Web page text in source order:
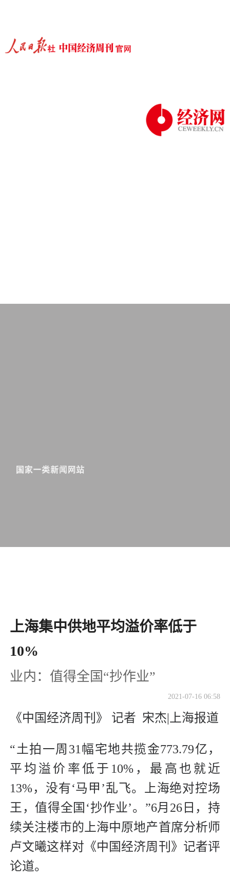
上海集中供地平均溢价率低于
10%
业内：值得全国“抄作业”
2021-07-16 06:58
《中国经济周刊》 记者 宋杰|上海报道
“土拍一周31幅宅地共揽金773.79亿，
平均溢价率低于10%，最高也就近
13%，没有‘马甲’乱飞。上海绝对控场
王，值得全国‘抄作业’。”6月26日，持
续关注楼市的上海中原地产首席分析师
卢文曦这样对《中国经济周刊》记者评
论道。